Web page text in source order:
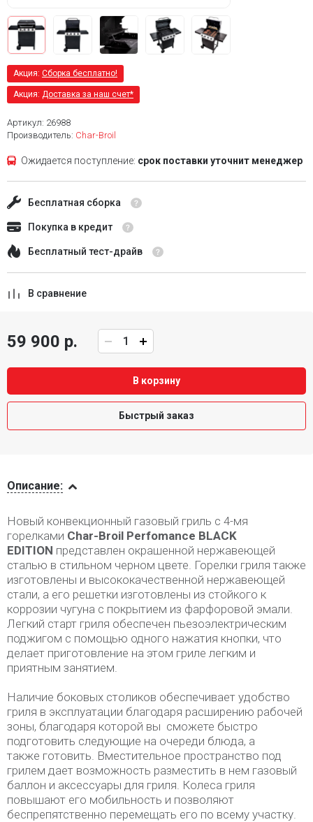
Акция: Сборка бесплатно!
Акция: Доставка за наш счет*
Артикул: 26988
Производитель: Char-Broil
Ожидается поступление: срок поставки уточнит менеджер
Бесплатная сборка
Покупка в кредит
Бесплатный тест-драйв
В сравнение
59 900 р.
В корзину
Быстрый заказ
Описание:
Новый конвекционный газовый гриль с 4-мя
горелками Char-Broil Perfomance BLACK
EDITION представлен окрашенной нержавеющей
сталью в стильном черном цвете. Горелки гриля также
изготовлены и высококачественной нержавеющей
стали, а его решетки изготовлены из стойкого к
коррозии чугуна с покрытием из фарфоровой эмали.
Легкий старт гриля обеспечен пьезоэлектрическим
поджигом с помощью одного нажатия кнопки, что
делает приготовление на этом гриле легким и
приятным занятием.
Наличие боковых столиков обеспечивает удобство
гриля в эксплуатации благодаря расширению рабочей
зоны, благодаря которой вы сможете быстро
подготовить следующие на очереди блюда, а
также готовить. Вместительное пространство под
грилем дает возможность разместить в нем газовый
баллон и аксессуары для гриля. Колеса гриля
повышают его мобильность и позволяют
беспрепятственно перемещать его по всему участку.